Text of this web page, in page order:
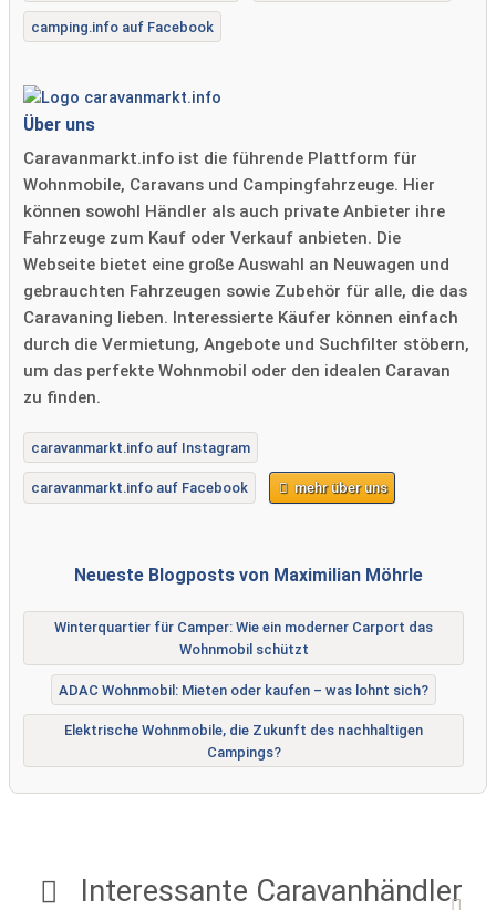
Interessante Caravanhändler
camping.info auf Facebook
Über uns
Caravanmarkt.info ist die führende Plattform für
Wohnmobile, Caravans und Campingfahrzeuge. Hier
können sowohl Händler als auch private Anbieter ihre
Fahrzeuge zum Kauf oder Verkauf anbieten. Die
Webseite bietet eine große Auswahl an Neuwagen und
gebrauchten Fahrzeugen sowie Zubehör für alle, die das
Caravaning lieben. Interessierte Käufer können einfach
durch die Vermietung, Angebote und Suchfilter stöbern,
um das perfekte Wohnmobil oder den idealen Caravan
zu finden.
caravanmarkt.info auf Instagram
caravanmarkt.info auf Facebook mehr über uns
Neueste Blogposts von Maximilian Möhrle
Winterquartier für Camper: Wie ein moderner Carport das
Wohnmobil schützt
ADAC Wohnmobil: Mieten oder kaufen – was lohnt sich?
Elektrische Wohnmobile, die Zukunft des nachhaltigen
Campings?